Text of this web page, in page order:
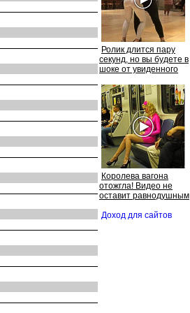
Ролик длится пару
секунд, но вы будете
шоке от увиденного
Королева вагона
отожгла! Видео не
оставит равнодушным
Доход для сайто